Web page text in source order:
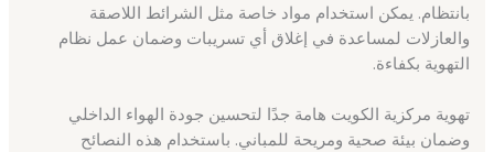
بانتظام. يمكن استخدام مواد خاصة مثل الشرائط اللاصقة
والعازلات لمساعدة في إغلاق أي تسريبات وضمان عمل نظام
التهوية بكفاءة.
تهوية مركزية الكويت هامة جدًا لتحسين جودة الهواء الداخلي
وضمان بيئة صحية ومريحة للمباني. باستخدام هذه النصائح